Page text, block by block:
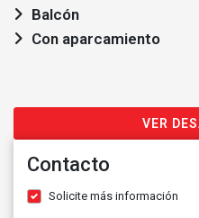
Balcón
Con aparcamiento
VER
Contacto
Solicite más información